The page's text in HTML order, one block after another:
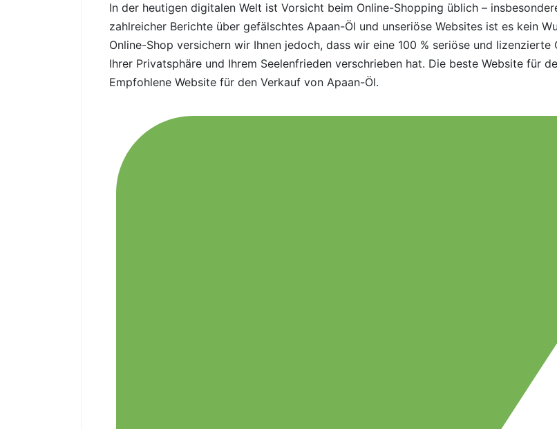
In der heutigen digitalen Welt ist Vorsicht beim Online-Shopping üblich –
zahlreicher Berichte über gefälschtes Apaan-Öl und unseriöse Websites ist es kein
Online-Shop versichern wir Ihnen jedoch, dass wir eine 100 % seriöse und
Ihrer Privatsphäre und Ihrem Seelenfrieden verschrieben hat. Die beste Website für
Empfohlene Website für den Verkauf von Apaan-Öl.